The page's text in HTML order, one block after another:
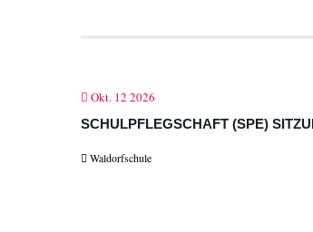
Okt. 12 2026
SCHULPFLEGSCHAFT (SPE)
Waldorfschule